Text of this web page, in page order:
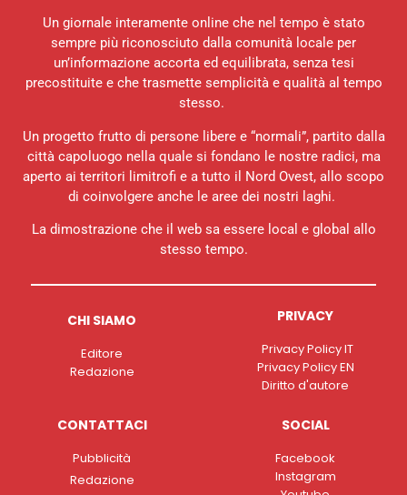
Un giornale interamente online che nel tempo è stato
sempre più riconosciuto dalla comunità locale per
un’informazione accorta ed equilibrata, senza tesi
precostituite e che trasmette semplicità e qualità al tempo
stesso.
Un progetto frutto di persone libere e “normali”, partito dalla
città capoluogo nella quale si fondano le nostre radici, ma
aperto ai territori limitrofi e a tutto il Nord Ovest, allo scopo
di coinvolgere anche le aree dei nostri laghi.
La dimostrazione che il web sa essere local e global allo
stesso tempo.
CHI SIAMO
Editore
Redazione
PRIVACY
Privacy Policy IT
Privacy Policy EN
Diritto d'autore
CONTATTACI
Pubblicità
Redazione
SOCIAL
Facebook
Instagram